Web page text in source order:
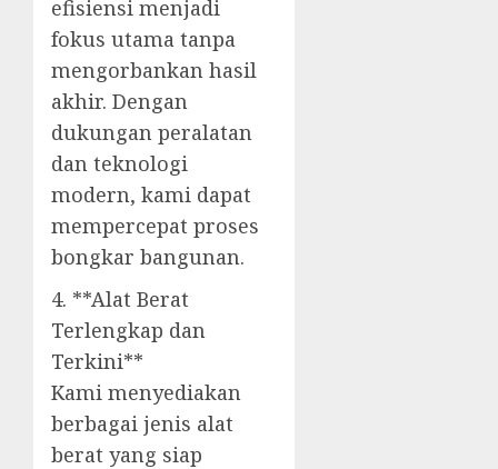
efisiensi menjadi
fokus utama tanpa
mengorbankan hasil
akhir. Dengan
dukungan peralatan
dan teknologi
modern, kami dapat
mempercepat proses
bongkar bangunan.
4. **Alat Berat
Terlengkap dan
Terkini**
Kami menyediakan
berbagai jenis alat
berat yang siap